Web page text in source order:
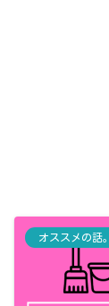
オススメの話。